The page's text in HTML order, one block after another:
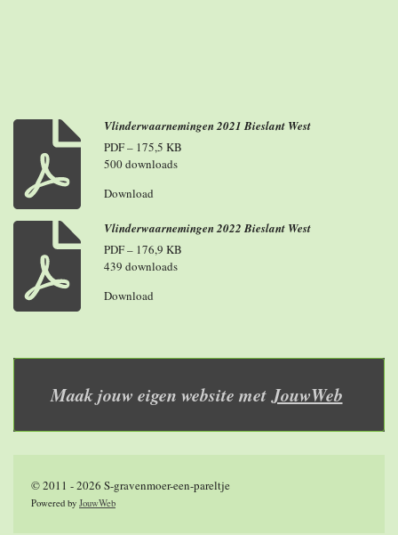
Vlinderwaarnemingen 2021 Bieslant West
PDF – 175,5 KB
500 downloads
Download
Vlinderwaarnemingen 2022 Bieslant West
PDF – 176,9 KB
439 downloads
Download
Maak jouw eigen website met JouwWeb
© 2011 - 2026 S-gravenmoer-een-pareltje
Powered by JouwWeb